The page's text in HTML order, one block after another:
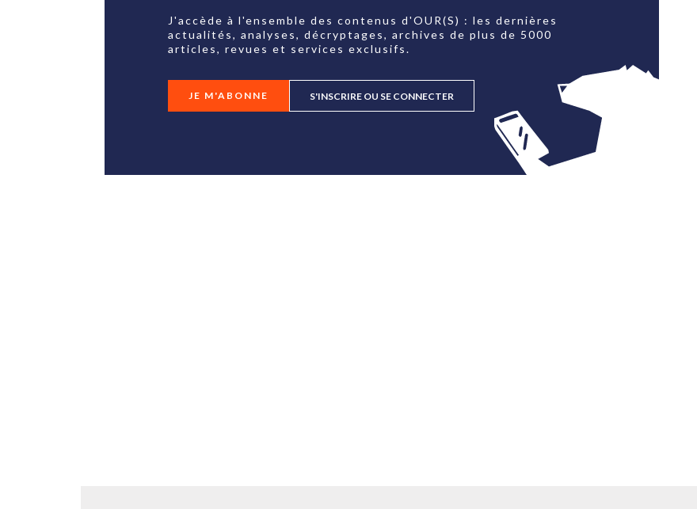
J'accède à l'ensemble des contenus d'OUR(S) : les dernières
actualités, analyses, décryptages, archives de plus de 5000
articles, revues et services exclusifs.
JE M'ABONNE S'INSCRIRE OU SE CONNECTER